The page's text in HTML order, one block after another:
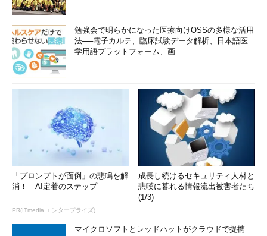
勉強会で明らかになった医療向けOSSの多様な活用
法──電子カルテ、臨床試験データ解析、日本語医
学用語プラットフォーム、画...
「プロンプトが面倒」の悲鳴を解
消！ AI定着のステップ
PR(ITmedia エンタープライズ)
成長し続けるセキュリティ人材と
悲嘆に暮れる情報流出被害者たち
(1/3)
マイクロソフトとレッドハットがクラウドで提携